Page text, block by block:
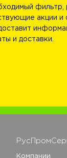
фильтр,
акции и
и доставки.
Компании